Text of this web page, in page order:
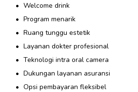
Welcome drink
Program menarik
Ruang tunggu estetik
Layanan dokter profesional
Teknologi intra oral camera
Dukungan layanan asuransi
Opsi pembayaran fleksibel